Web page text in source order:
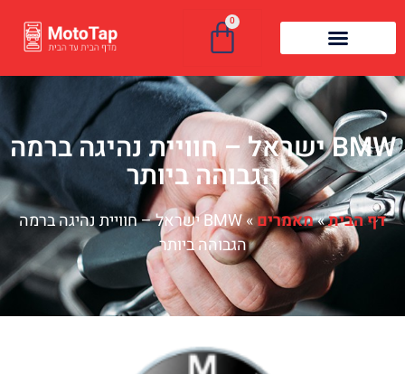
0
BMW ישראל – חוויית נהיגה ברמה
הגבוהה ביותר
דף הבית»מאמרים»
BMW ישראל – חוויית נהיגה ברמה
הגבוהה ביותר